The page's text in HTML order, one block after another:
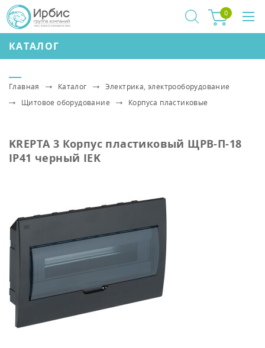
КАТАЛОГ
0
Главная Каталог
Электрика, электрооборудование
Щитовое оборудование
Корпуса пластиковые
KREPTA 3 Корпус пластиковый ЩРВ-П-18
IP41 черный IEK